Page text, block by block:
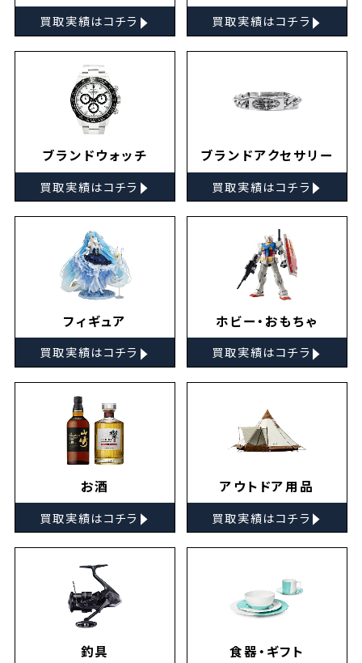
買取実績はコチラ ▸ 買取実績はコチラ ▸
ブランドウォッチ
買取実績はコチラ ▸
ブランドアクセサリー
買取実績はコチラ ▸
フィギュア
買取実績はコチラ ▸
ホビー・おもちゃ
買取実績はコチラ ▸
お酒
買取実績はコチラ ▸
アウトドア用品
買取実績はコチラ ▸
釣具 食器・ギフト